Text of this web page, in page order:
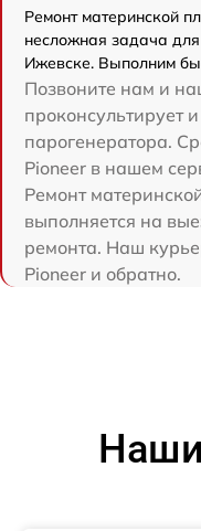
Ремонт материнской
несложная задача
Ижевске. Выполним
Позвоните нам и
проконсультирует
парогенератора.
Pioneer в нашем
Ремонт
выполняется на
ремонта. Наш
Pioneer и обратно.